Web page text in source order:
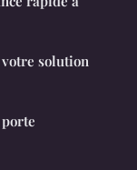
solution